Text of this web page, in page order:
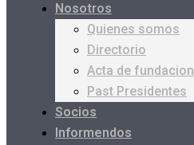
Nosotros
Quienes somos
Directorio
Acta de fundacion
Past Presidentes
Socios
Informendos